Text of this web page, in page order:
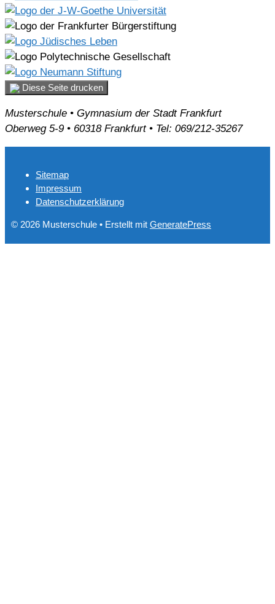
Diese Seite drucken
Musterschule • Gymnasium der Stadt Frankfurt
Oberweg 5-9 • 60318 Frankfurt • Tel: 069/212-35267
Sitemap
Impressum
Datenschutzerklärung
© 2026 Musterschule • Erstellt mit GeneratePress